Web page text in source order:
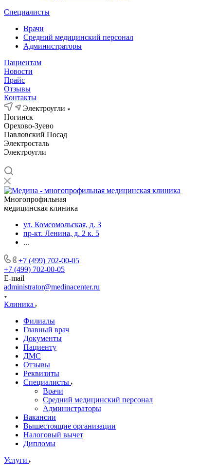
Специалисты
Врачи
Средний медицинский персонал
Администраторы
Пациентам
Новости
Прайс
Отзывы
Контакты
Электроугли
Ногинск
Орехово-Зуево
Павловский Посад
Электросталь
Электроугли
Многопрофильная
медицинская клиника
ул. Комсомольская, д. 3
пр-кт. Ленина, д. 2 к. 5
...
+7 (499) 702-00-05
+7 (499) 702-00-05
E-mail
administrator@medinacenter.ru
Клиника
Филиалы
Главный врач
Документы
Пациенту
ДМС
Отзывы
Реквизиты
Специалисты
Врачи
Средний медицинский персонал
Администраторы
Вакансии
Вышестоящие организации
Налоговый вычет
Дипломы
Услуги